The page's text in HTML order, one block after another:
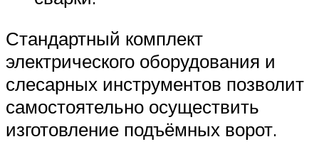
Стандартный комплект
электрического оборудования и
слесарных инструментов позволит
самостоятельно осуществить
изготовление подъёмных ворот.